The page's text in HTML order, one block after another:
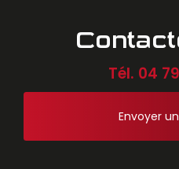
Tél. 04
Envoyer